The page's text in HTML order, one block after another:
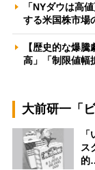
「NYダウは高
する米国株市
【歴史的な爆
高」「制限値
大前研一「
ス
的